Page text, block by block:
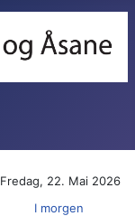
Fredag, 22. Mai 2026
I morgen